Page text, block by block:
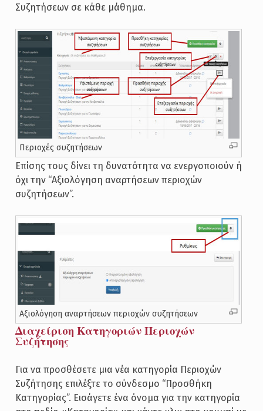
Συζητήσεων σε κάθε μάθημα.
Περιοχές συζητήσεων
Επίσης τους δίνει τη δυνατότητα να ενεργοποιούν ή
όχι την “Αξιολόγηση αναρτήσεων περιοχών
συζητήσεων”.
Αξιολόγηση αναρτήσεων περιοχών συζητήσεων
Διαχείριση Κατηγοριών Περιοχών
Συζήτησης
Για να προσθέσετε μια νέα κατηγορία Περιοχών
Συζήτησης επιλέξτε το σύνδεσμο “Προσθήκη
Κατηγορίας”. Εισάγετε ένα όνομα για την κατηγορία